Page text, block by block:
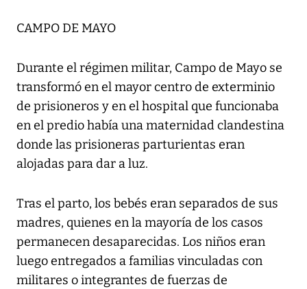
CAMPO DE MAYO
Durante el régimen militar, Campo de Mayo se
transformó en el mayor centro de exterminio
de prisioneros y en el hospital que funcionaba
en el predio había una maternidad clandestina
donde las prisioneras parturientas eran
alojadas para dar a luz.
Tras el parto, los bebés eran separados de sus
madres, quienes en la mayoría de los casos
permanecen desaparecidas. Los niños eran
luego entregados a familias vinculadas con
militares o integrantes de fuerzas de